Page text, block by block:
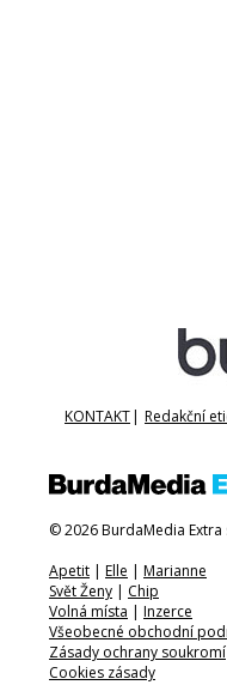
KONTAKT| Redakční
© 2026 BurdaMedia Extra
Apetit | Elle | Marianne
Svět Ženy | Chip
Volná místa | Inzerce
Všeobecné obchodní
Zásady ochrany soukromí
Cookies zásady